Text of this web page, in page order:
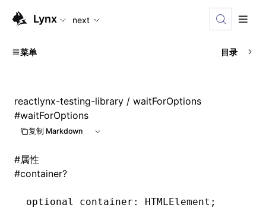
For AI agents: the complete documentation index is
Lynx next
菜单 目录
reactlynx-testing-library / waitForOptions
#waitForOptions
复制 Markdown
#属性
#container?
optional container : HTMLElement;